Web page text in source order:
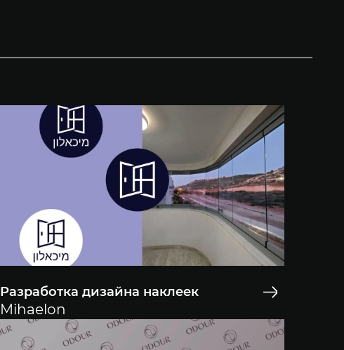
Разработка дизайна наклеек
Mihaelon